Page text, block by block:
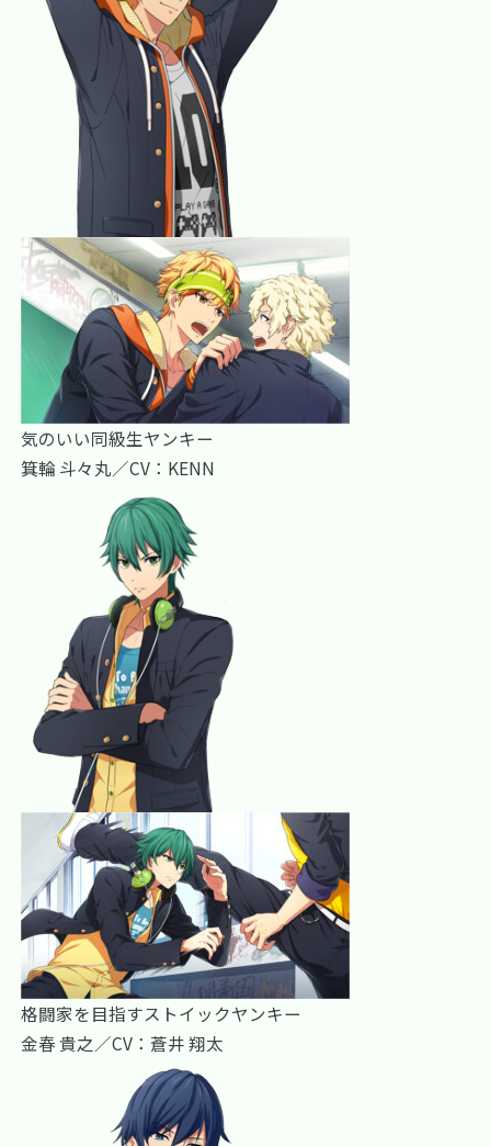
気のいい同級生ヤンキー
箕輪 斗々丸／CV：KENN
格闘家を目指すストイックヤンキー
金春 貴之／CV：蒼井 翔太